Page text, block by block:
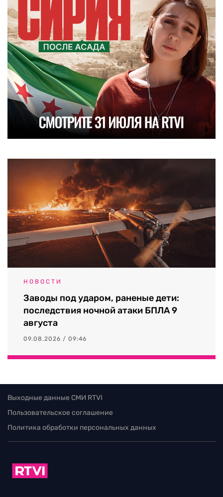
НОВОСТИ
Заводы под ударом, раненые дети:
последствия ночной атаки БПЛА 9
августа
09.08.2026 / 09:46
Выходные данные СМИ RTVI
Пользовательское соглашение
Политика обработки персональных данных